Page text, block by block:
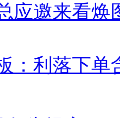
应邀来看焕
：利落下单